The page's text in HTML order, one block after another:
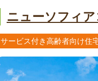
ニューソフィ
サービス付き高齢者向け住